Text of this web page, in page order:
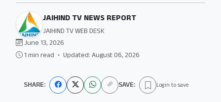
JAIHIND TV NEWS REPORT
JAIHIND TV WEB DESK
June 13, 2026
1 min read • Updated: August 06, 2026
SHARE: SAVE: Login to save